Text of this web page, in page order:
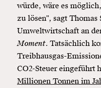
würde, wäre es
zu lösen”, sagt
Umweltwirtschaft an
Moment. Tatsächlich
Treibhausgas-
CO2-Steuereingeführt
Millionen Tonnen im